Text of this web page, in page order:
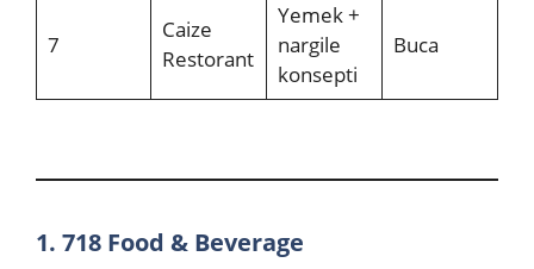
7
Caize
Restorant
Yemek +
nargile
konsepti
Buca
1. 718 Food & Beverage